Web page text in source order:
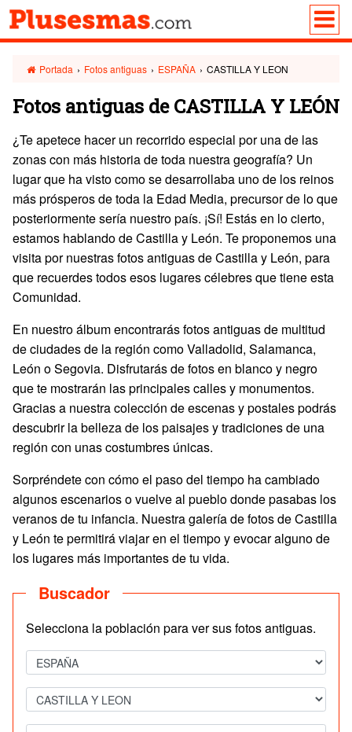
Portada › Fotos antiguas › ESPAÑA › CASTILLA Y LEON
Fotos antiguas de CASTILLA Y LEÓN
¿Te apetece hacer un recorrido especial por una de las
zonas con más historia de toda nuestra geografía? Un
lugar que ha visto como se desarrollaba uno de los reinos
más prósperos de toda la Edad Media, precursor de lo que
posteriormente sería nuestro país. ¡Sí! Estás en lo cierto,
estamos hablando de Castilla y León. Te proponemos una
visita por nuestras fotos antiguas de Castilla y León, para
que recuerdes todos esos lugares célebres que tiene esta
Comunidad.
En nuestro álbum encontrarás fotos antiguas de multitud
de ciudades de la región como Valladolid, Salamanca,
León o Segovia. Disfrutarás de fotos en blanco y negro
que te mostrarán las principales calles y monumentos.
Gracias a nuestra colección de escenas y postales podrás
descubrir la belleza de los paisajes y tradiciones de una
región con unas costumbres únicas.
Sorpréndete con cómo el paso del tiempo ha cambiado
algunos escenarios o vuelve al pueblo donde pasabas los
veranos de tu infancia. Nuestra galería de fotos de Castilla
y León te permitirá viajar en el tiempo y evocar alguno de
los lugares más importantes de tu vida.
Buscador
Selecciona la población para ver sus fotos antiguas.